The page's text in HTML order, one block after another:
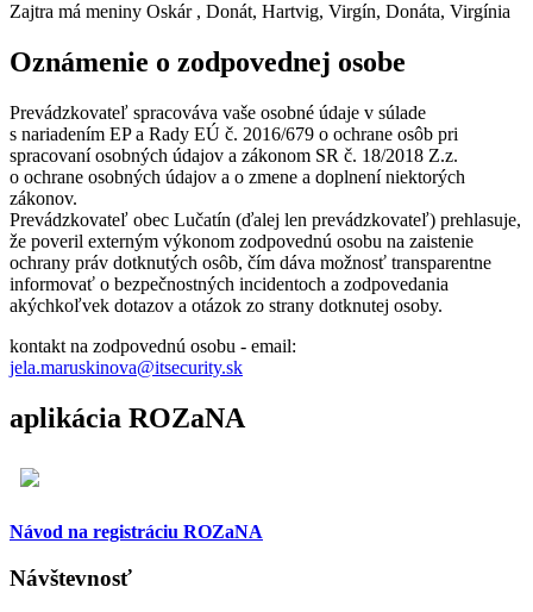
Zajtra má meniny Oskár , Donát, Hartvig, Virgín, Donáta, Virgínia
Oznámenie o zodpovednej osobe
Prevádzkovateľ spracováva vaše osobné údaje v súlade
s nariadením EP a Rady EÚ č. 2016/679 o ochrane osôb pri
spracovaní osobných údajov a zákonom SR č. 18/2018 Z.z.
o ochrane osobných údajov a o zmene a doplnení niektorých
zákonov.
Prevádzkovateľ obec Lučatín (ďalej len prevádzkovateľ) prehlasuje,
že poveril externým výkonom zodpovednú osobu na zaistenie
ochrany práv dotknutých osôb, čím dáva možnosť transparentne
informovať o bezpečnostných incidentoch a zodpovedania
akýchkoľvek dotazov a otázok zo strany dotknutej osoby.
kontakt na zodpovednú osobu - email:
jela.maruskinova@itsecurity.sk
aplikácia ROZaNA
Návod na registráciu ROZaNA
Návštevnosť